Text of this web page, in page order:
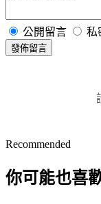
公開留言 私
發佈留言
Recommended
你可能也喜